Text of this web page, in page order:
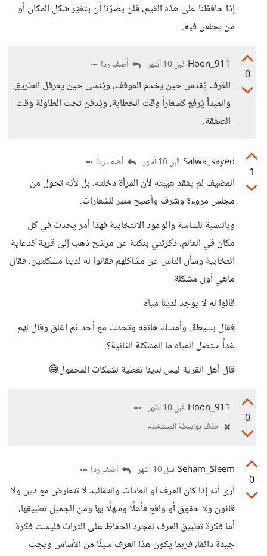
إذا حافظنا على هذه القيم، فلن يضرّنا أن يتغيّر شكل المكان أو
من يجلس فيه.
0
Hoon_911 قبل 10 أشهر أضف ردا
العُرف يُقدس حين يخدم الموقف، ويُنسى حين يعرقل الطريق.
والمبدأ يُرفع كشعاراً وقت الخطابة، ويُدفن تحت الطاولة وقت
الصفقة.
1
Salwa_sayed قبل 10 أشهر أضف ردا
المضيف لم يفقد هيبته لأن المرأة دخلته، بل لأنه تحول من
مجلس مروءة وشرف وأصبح منبر للشعارات.
وبالنسبة للساسة والوعود الانتخابية فهذا أمر يحدث في كل
مكان في العالم، ذكرتني بنكتة عن مرشح ذهب إلى قرية كدعاية
انتخابية وسأل الناس عن مشاكلهم فقالوا له لدينا مشكلتين، فقال
ماهي أول مشكلة
قالوا له لا يوجد لدينا مياه
فقال بسيطة، وأمسك هاتفه وتحدث مع أحد ثم اغلق وقال لهم
غداً ستصل المياه ما المشكلة الثانية؟!
قال أهل القرية ليس لدينا تغطية لشبكات المحمول😅
0
Hoon_911 قبل 10 أشهر
حذف بواسطة المستخدم
0
Seham_Sleem قبل 10 أشهر أضف ردا
أرى أنه إذا كان العرف أو العادات والتقاليد لا تتعارض مع دين ولا
قانون ولا حقوق أو واقع فأهلًا وسهلًا بها ومن الجميل تطبيقها،
أما فكرة تطبيق العرف لمجرد الحفاظ على التراث فليست فكرة
جيدة دائمًا، فربما يكون هذا العرف سيئًا من الأساس ويجب